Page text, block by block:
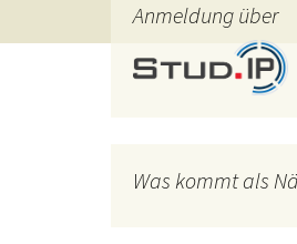
Anmeldung über
Was kommt als